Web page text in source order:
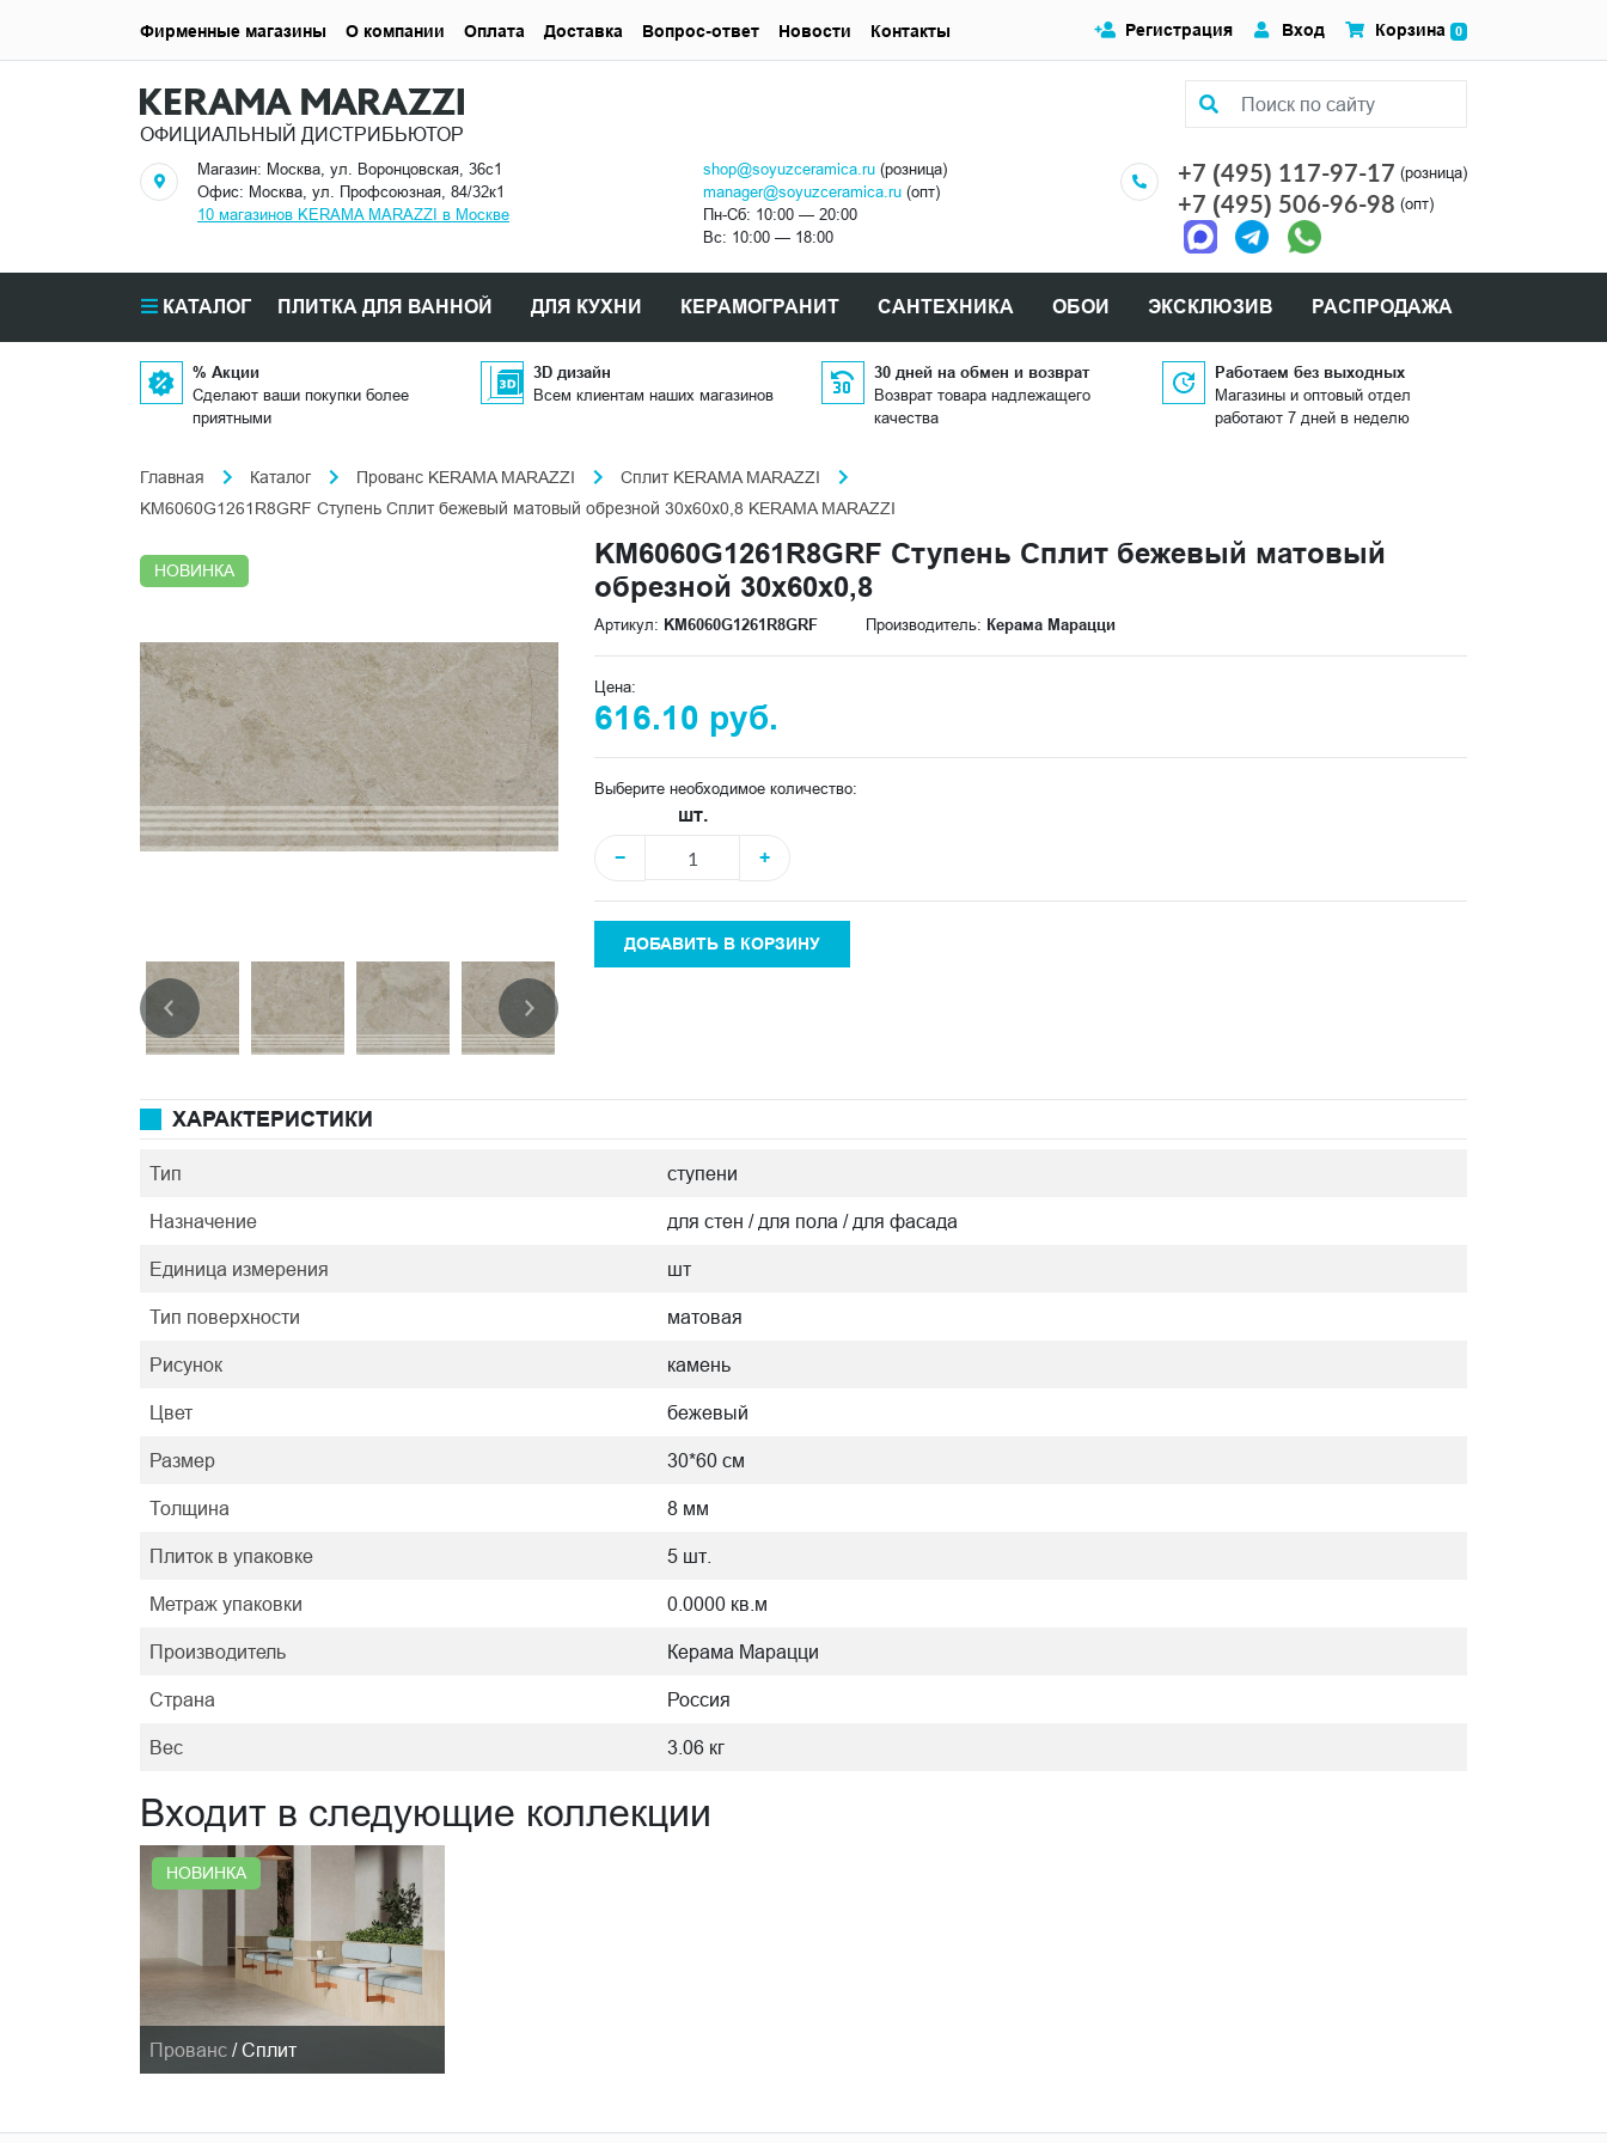
ОФИЦИАЛЬНЫЙ ДИСТРИБЬЮТОР
Магазин: Москва, ул. Воронцовская, 36с1
Офис: Москва, ул. Профсоюзная, 84/32к1
10 магазинов KERAMA MARAZZI в Москве
shop@soyuzceramica.ru(розница)
manager@soyuzceramica.ru(опт)
Пн-Сб: 10:00 — 20:00
Вс: 10:00 — 18:00
+7 (495) 117-97-17 (розница)
+7 (495) 506-96-98 (опт)
Регистрация Вход Корзина 0
Фирменные магазины О компании Оплата Доставка Вопрос-ответ Новости Контакты
КАТАЛОГ ПЛИТКА ДЛЯ ВАННОЙ ДЛЯ КУХНИ КЕРАМОГРАНИТ САНТЕХНИКА ОБОИ ЭКСКЛЮЗИВ РАСПРОДАЖА
% Акции
Сделают ваши покупки более
приятными
3D дизайн
Всем клиентам наших магазинов
30 дней на обмен и возврат
Возврат товара надлежащего
качества
Работаем без выходных
Магазины и оптовый отдел
работают 7 дней в неделю
Главная Каталог Прованс KERAMA MARAZZI
Сплит KERAMA MARAZZI
KM6060G1261R8GRF Ступень Сплит бежевый матовый обрезной 30x60x0,8 KERAMA MARAZZI
НОВИНКА
KM6060G1261R8GRF Ступень Сплит бежевый матовый
обрезной 30x60x0,8
Артикул: KM6060G1261R8GRF Производитель: Керама Марацци
Цена:
616.10 руб.
Выберите необходимое количество:
шт.
−
+
ДОБАВИТЬ В КОРЗИНУ
ХАРАКТЕРИСТИКИ
Тип ступени
Назначение для стен / для пола / для фасада
Единица измерения шт
Тип поверхности матовая
Рисунок камень
Цвет бежевый
Размер 30*60 см
Толщина 8 мм
Плиток в упаковке 5 шт.
Метраж упаковки 0.0000 кв.м
Производитель Керама Марацци
Страна Россия
Вес 3.06 кг
Входит в следующие коллекции
НОВИНКА
Прованс / Сплит